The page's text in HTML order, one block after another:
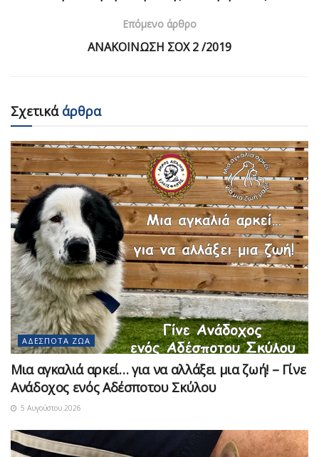
Επόμενο άρθρο
ΑΝΑΚΟΙΝΩΣΗ ΣΟΧ 2 /2019
Σχετικάάρθρα
ΑΔΈΣΠΟΤΑ ΖΏΑ
Μια αγκαλιά αρκεί… για να αλλάξει μια ζωή! – Γίνε
Ανάδοχος ενός Αδέσποτου Σκύλου
5 Αυγούστου 2026